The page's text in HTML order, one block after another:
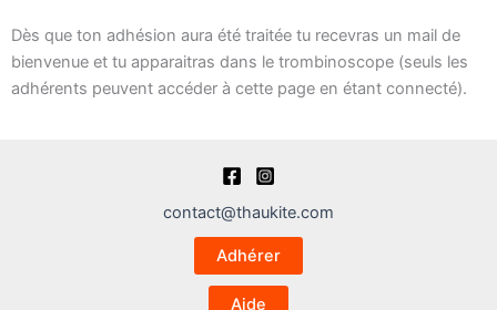
Dès que ton adhésion aura été traitée tu recevras un mail de
bienvenue et tu apparaitras dans le trombinoscope (seuls les
adhérents peuvent accéder à cette page en étant connecté).
contact@thaukite.com
Adhérer
Aide